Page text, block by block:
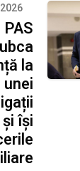
la
își